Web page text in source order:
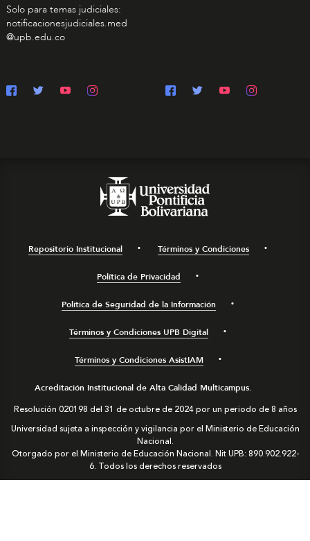
Solo para temas judiciales:
notificacionesjudiciales.med
@upb.edu.co
Repositorio Institucional Términos y Condiciones
Política de Privacidad
Política de Seguridad de la Información
Términos y Condiciones UPB Digital
Términos y Condiciones AsistIAM
Acreditación Institucional de Alta Calidad Multicampus.
Resolución 020198 del 31 de octubre de 2024 por un periodo de 8 años
Universidad sujeta a inspección y vigilancia por el Ministerio de Educación
Nacional.
Otorgado por el Ministerio de Educación Nacional. Nit UPB: 890.902.922-
6. Todos los derechos reservados